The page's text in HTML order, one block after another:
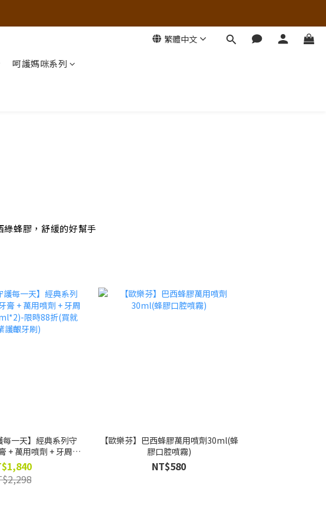
！
繁體中文
呵護媽咪系列
蜂膠，舒緩的好幫手
每一天】經典系列守
+ 萬用噴劑 + 牙周口
限時88折(買就贈
護齦牙刷)
【歐樂芬】巴西蜂膠萬用噴劑30ml(蜂
膠口腔噴霧)
NT$580